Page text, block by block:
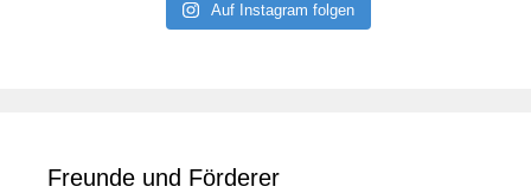
Auf Instagram folgen
Freunde und Förderer